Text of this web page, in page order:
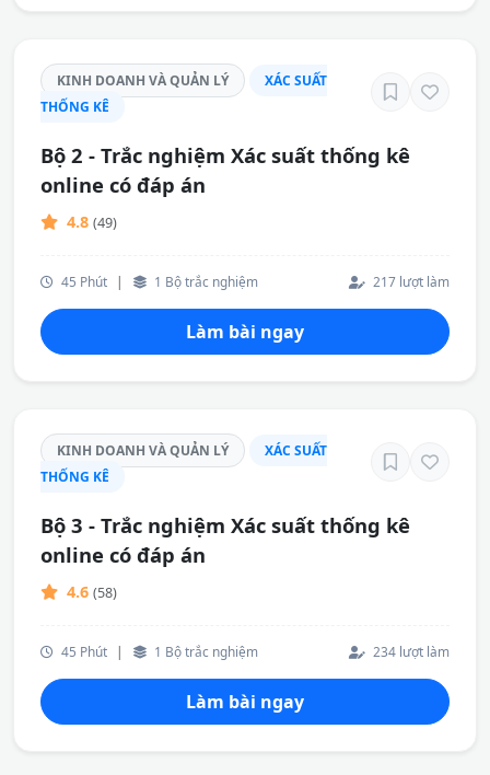
KINH DOANH VÀ QUẢN LÝ
XÁC SUẤT
THỐNG KÊ
Bộ 2 - Trắc nghiệm Xác suất thống kê
online có đáp án
4.8 (49)
45 Phút | 1 Bộ trắc nghiệm 217 lượt làm
Làm bài ngay
KINH DOANH VÀ QUẢN LÝ
XÁC SUẤT
THỐNG KÊ
Bộ 3 - Trắc nghiệm Xác suất thống kê
online có đáp án
4.6 (58)
45 Phút | 1 Bộ trắc nghiệm 234 lượt làm
Làm bài ngay